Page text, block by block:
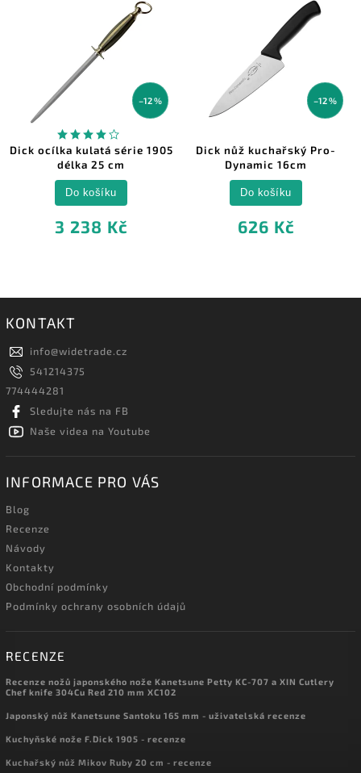
–12 %
Dick ocílka kulatá série 1905
délka 25 cm
3 238 Kč
Do košíku
–12 %
Dick nůž kuchařský Pro-
Dynamic 16cm
626 Kč
Do košíku
KONTAKT
info@widetrade.cz
541214375
774444281
Sledujte nás na FB
Naše videa na Youtube
INFORMACE PRO VÁS
Blog
Recenze
Návody
Kontakty
Obchodní podmínky
Podmínky ochrany osobních údajů
RECENZE
Recenze nožů japonského nože Kanetsune Petty KC-707 a XIN Cutlery
Chef knife 304Cu Red 210 mm XC102
Japonský nůž Kanetsune Santoku 165 mm - uživatelská recenze
Kuchyňské nože F.Dick 1905 - recenze
Kuchařský nůž Mikov Ruby 20 cm - recenze